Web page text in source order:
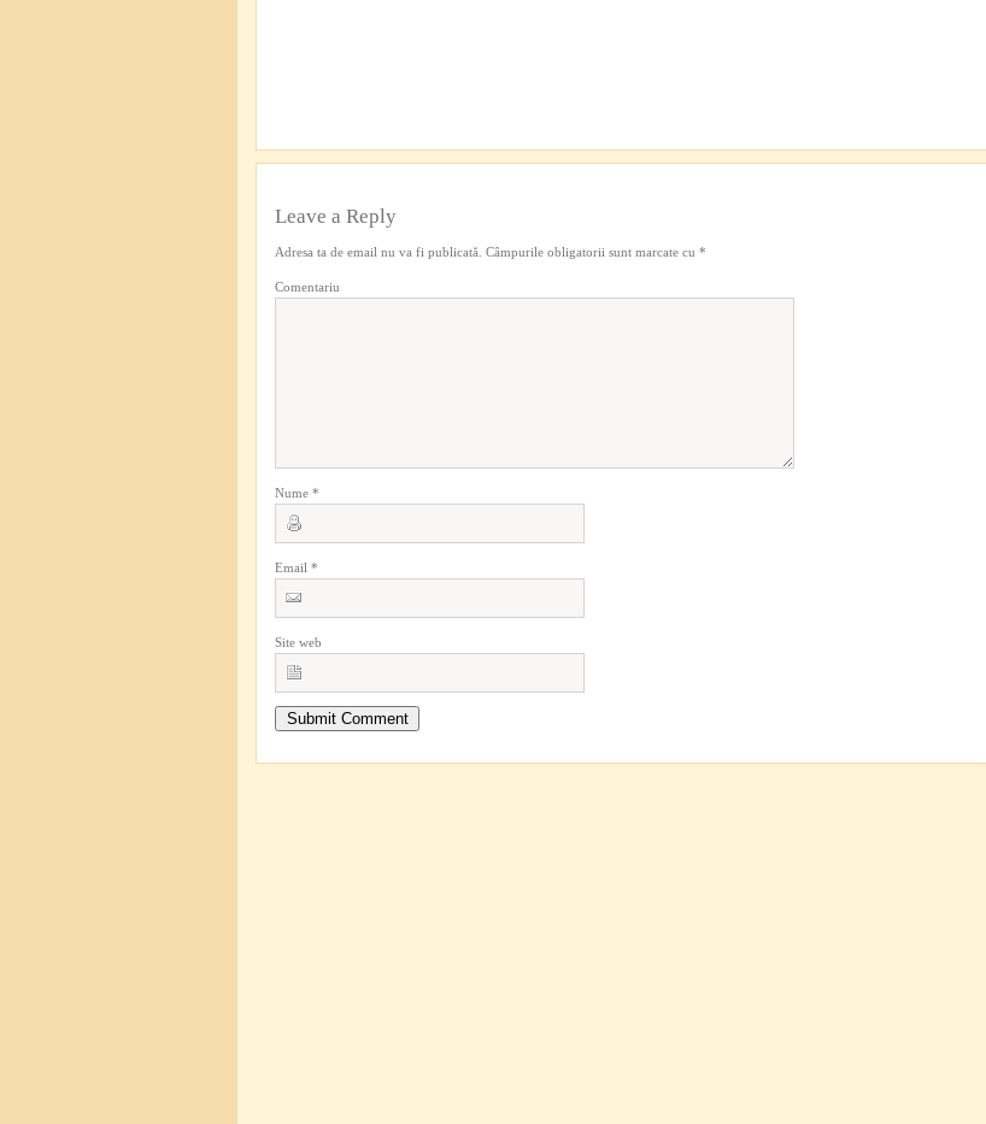
Leave a Reply
Adresa ta de email nu va fi publicată. Câmpurile obligatorii sunt marcate cu *
Comentariu
Nume *
Email *
Site web